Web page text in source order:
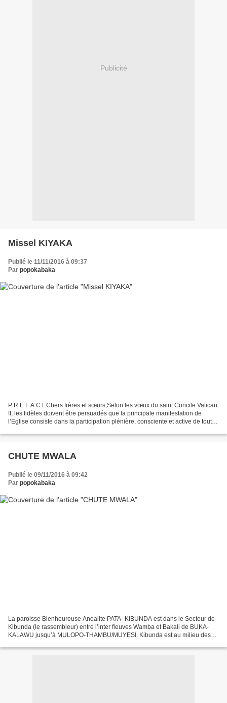
Publicité
Missel KIYAKA
Publié le 11/11/2016 à 09:37
Par popokabaka
P R E F A C EChers frères et sœurs,Selon les vœux du saint Concile Vatican
II, les fidèles doivent être persuadés que la principale manifestation de
l’Eglise consiste dans la participation plénière, consciente et active de tout le
CHUTE MWALA
Publié le 09/11/2016 à 09:42
Par popokabaka
La paroisse Bienheureuse Anoalite PATA- KIBUNDA est dans le Secteur de
Kibunda (le rassembleur) entre l’inter fleuves Wamba et Bakali de BUKA-
KALAWU jusqu’à MULOPO-THAMBU/MUYESI. Kibunda est au milieu des